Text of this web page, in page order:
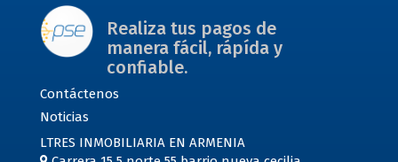
Realiza tus pagos de
manera fácil, rápída y
confiable.
Contáctenos
Noticias
LTRES INMOBILIARIA EN ARMENIA